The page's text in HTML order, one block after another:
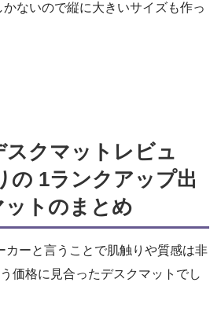
ないので縦に大きいサイズも作っ
スクマットレビュ
の 1ランクアップ出
ト のまとめ
カーと言うことで肌触りや質感は非
価格に見合ったデスクマットでし